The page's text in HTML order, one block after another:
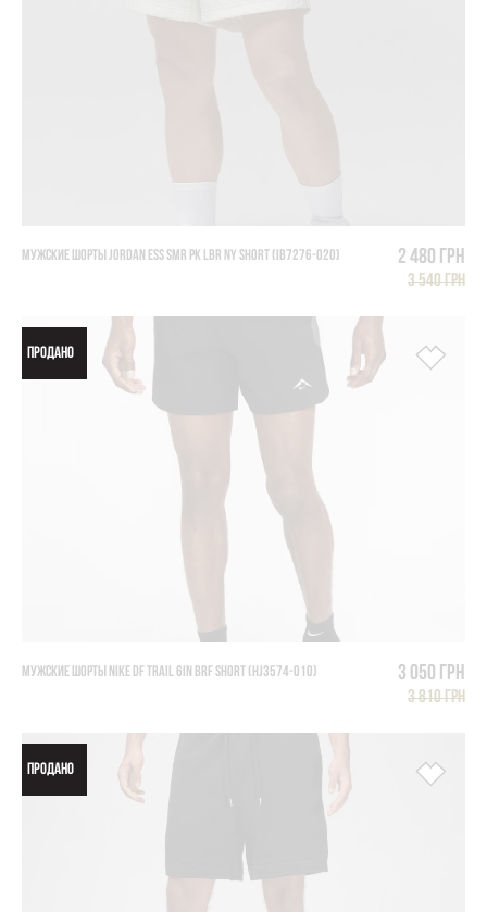
МУЖСКИЕ ШОРТЫ JORDAN ESS SMR PK LBR NY SHORT (IB7276-020) 2 480 грн
3 540 грн
ПРОДАНО
МУЖСКИЕ ШОРТЫ NIKE DF TRAIL 6IN BRF SHORT (HJ3574-010) 3 050 грн
3 810 грн
ПРОДАНО